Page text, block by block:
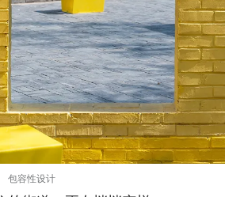
包容性设计